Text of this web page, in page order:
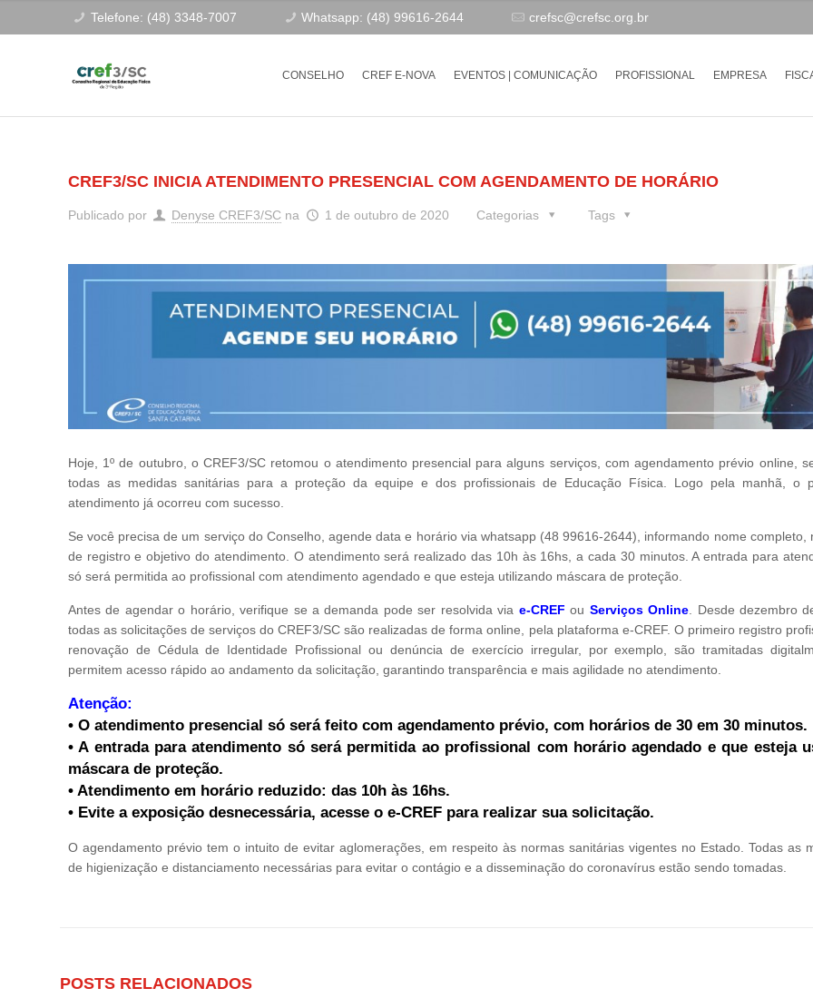
Telefone: (48) 3348-7007 Whatsapp: (48) 99616-2644 crefsc@crefsc.org.br
CONSELHO CREF E-NOVA EVENTOS | COMUNICAÇÃO PROFISSIONAL EMPRESA
CREF3/SC INICIA ATENDIMENTO PRESENCIAL COM AGENDAMENTO DE HORÁRIO
Publicado por Denyse CREF3/SC na 1 de outubro de 2020 Categorias Tags
Hoje, 1º de outubro, o CREF3/SC retomou o atendimento presencial para alguns serviços, com agendamento prévio online,
todas as medidas sanitárias para a proteção da equipe e dos profissionais de Educação Física. Logo pela manhã, o
atendimento já ocorreu com sucesso.
Se você precisa de um serviço do Conselho, agende data e horário via whatsapp (48 99616-2644), informando nome completo,
de registro e objetivo do atendimento. O atendimento será realizado das 10h às 16hs, a cada 30 minutos. A entrada para
só será permitida ao profissional com atendimento agendado e que esteja utilizando máscara de proteção.
Antes de agendar o horário, verifique se a demanda pode ser resolvida via e-CREF ou Serviços Online . Desde dezembro
todas as solicitações de serviços do CREF3/SC são realizadas de forma online, pela plataforma e-CREF. O primeiro registro
renovação de Cédula de Identidade Profissional ou denúncia de exercício irregular, por exemplo, são tramitadas
permitem acesso rápido ao andamento da solicitação, garantindo transparência e mais agilidade no atendimento.
Atenção:
• O atendimento presencial só será feito com agendamento prévio, com horários de 30 em 30 minutos.
• A entrada para atendimento só será permitida ao profissional com horário agendado e que esteja
máscara de proteção.
• Atendimento em horário reduzido: das 10h às 16hs.
• Evite a exposição desnecessária, acesse o e-CREF para realizar sua solicitação.
O agendamento prévio tem o intuito de evitar aglomerações, em respeito às normas sanitárias vigentes no Estado. Todas as
de higienização e distanciamento necessárias para evitar o contágio e a disseminação do coronavírus estão sendo tomadas.
POSTS RELACIONADOS